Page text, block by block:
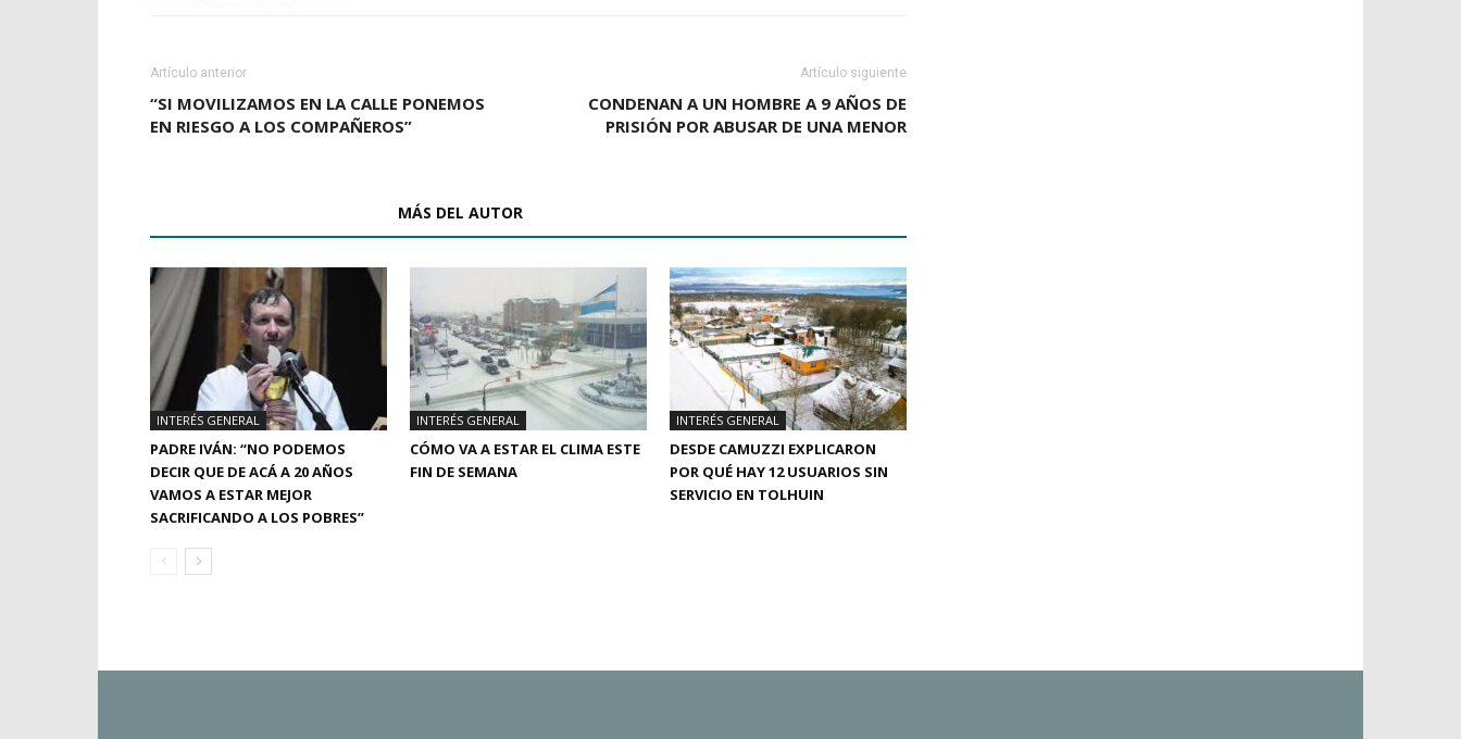
Artículo anterior
“SI MOVILIZAMOS EN LA CALLE PONEMOS
EN RIESGO A LOS COMPAÑEROS”
Artículo siguiente
CONDENAN A UN HOMBRE A 9 AÑOS DE
PRISIÓN POR ABUSAR DE UNA MENOR
MÁS DEL AUTOR
INTERÉS GENERAL
PADRE IVÁN: “NO PODEMOS
DECIR QUE DE ACÁ A 20 AÑOS
VAMOS A ESTAR MEJOR
SACRIFICANDO A LOS POBRES”
INTERÉS GENERAL
CÓMO VA A ESTAR EL CLIMA ESTE
FIN DE SEMANA
INTERÉS GENERAL
DESDE CAMUZZI EXPLICARON
POR QUÉ HAY 12 USUARIOS SIN
SERVICIO EN TOLHUIN